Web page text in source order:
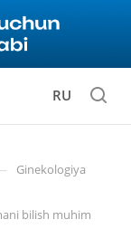
RU
Ginekologiya
bilish muhim